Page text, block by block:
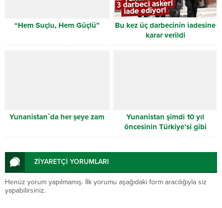
“Hem Suçlu, Hem Güçlü”
Bu kez üç darbecinin iadesine
karar verildi
Yunanistan`da her şeye zam
Yunanistan şimdi 10 yıl
öncesinin Türkiye’si gibi
ZİYARETÇİ YORUMLARI
Henüz yorum yapılmamış. İlk yorumu aşağıdaki form aracılığıyla siz
yapabilirsiniz.